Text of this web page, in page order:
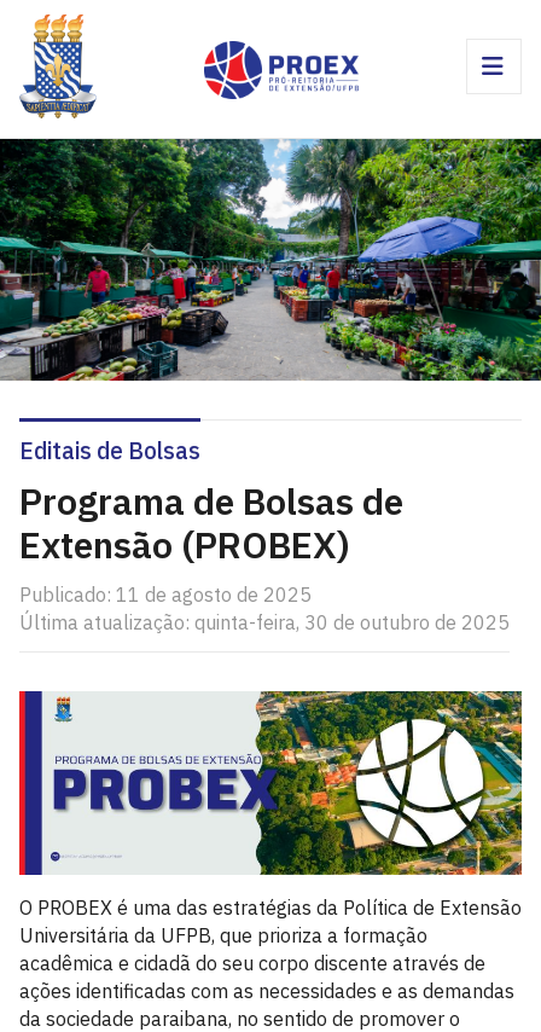
Editais de Bolsas
Programa de Bolsas de
Extensão (PROBEX)
Publicado: 11 de agosto de 2025
Última atualização: quinta-feira, 30 de outubro de 2025
O PROBEX é uma das estratégias da Política de Extensão
Universitária da UFPB, que prioriza a formação
acadêmica e cidadã do seu corpo discente através de
ações identificadas com as necessidades e as demandas
da sociedade paraibana, no sentido de promover o